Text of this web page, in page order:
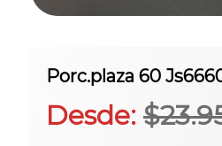
Porc.plaza 60
Desde: $